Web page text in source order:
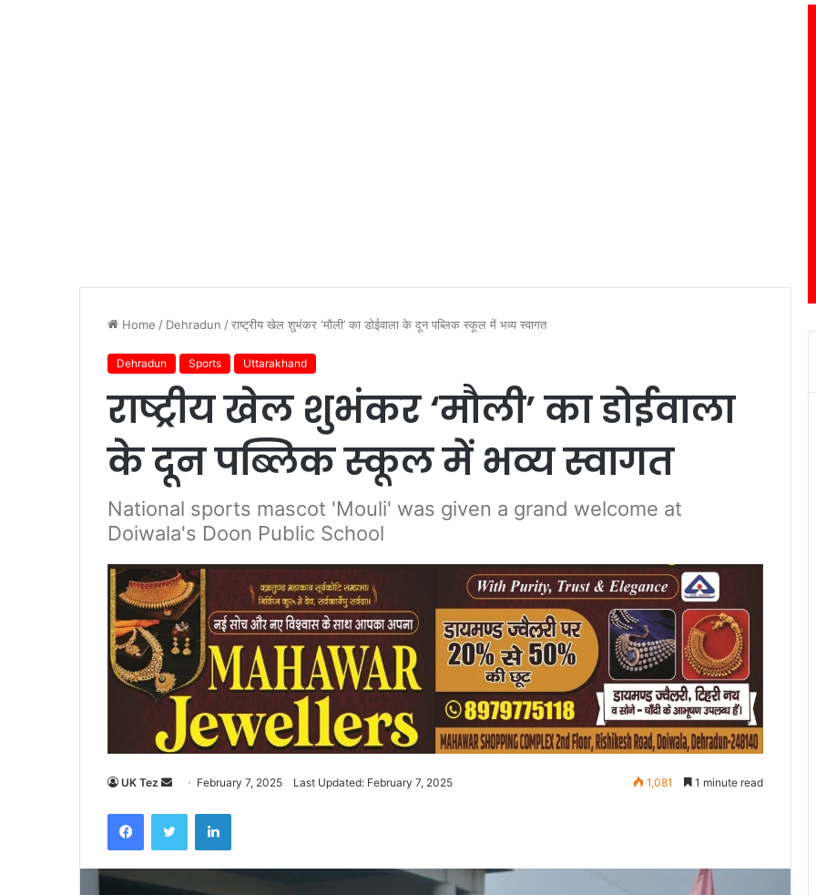
Home / Dehradun /राष्ट्रीय खेल शुभंकर ‘मौली’ का डोईवाला के दून पब्लिक स्कूल में भव्य स्वागत
Dehradun Sports Uttarakhand
राष्ट्रीय खेल शुभंकर ‘मौली’ का डोईवाला
के दून पब्लिक स्कूल में भव्य स्वागत
National sports mascot 'Mouli' was given a grand welcome at
Doiwala's Doon Public School
UK Tez
n
d
a
n
February 7, 2025 Last Updated: February 7, 2025 1,081 1 minute read